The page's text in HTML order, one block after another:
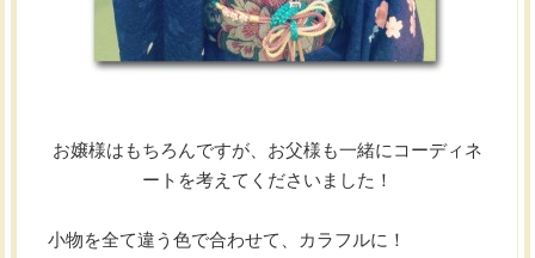
お嬢様はもちろんですが、お父様も一緒にコーディネ
ートを考えてくださいました！
小物を全て違う色で合わせて、カラフルに！